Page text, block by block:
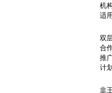
机
适用
双
合
推
计划
韭